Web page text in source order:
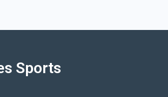
Sports